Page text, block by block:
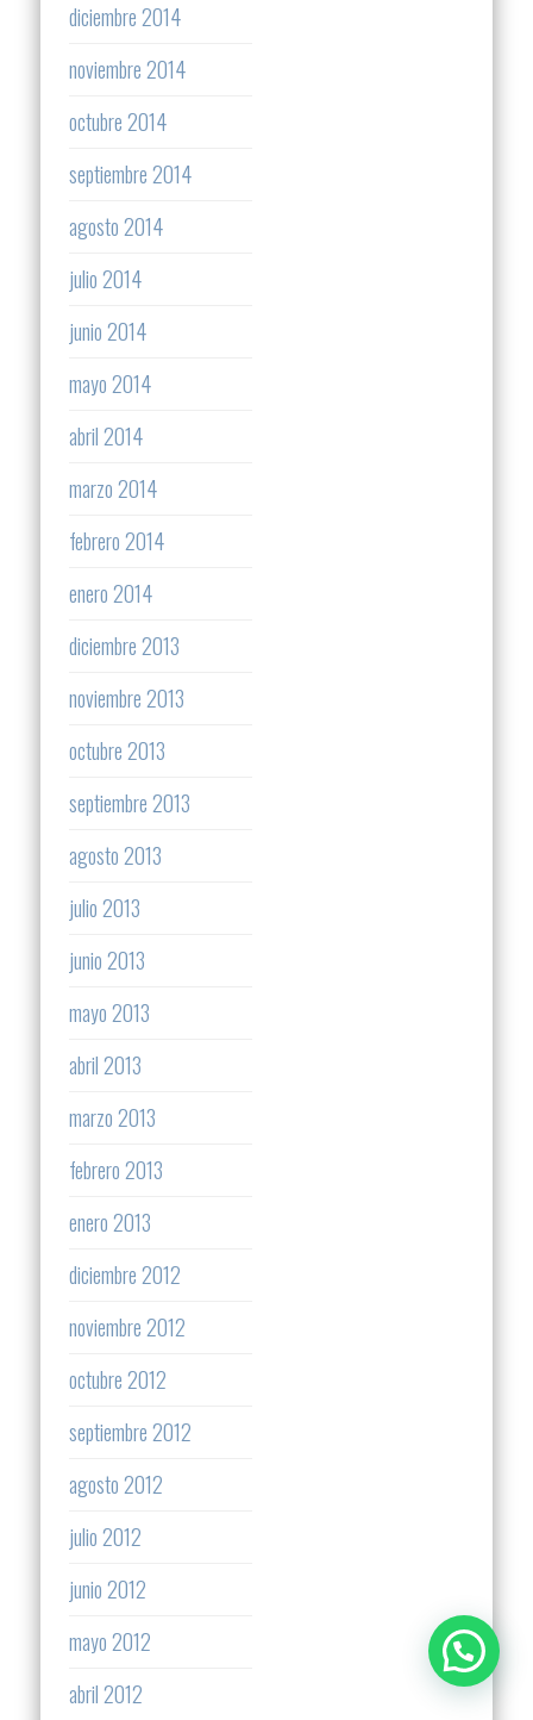
diciembre 2014
noviembre 2014
octubre 2014
septiembre 2014
agosto 2014
julio 2014
junio 2014
mayo 2014
abril 2014
marzo 2014
febrero 2014
enero 2014
diciembre 2013
noviembre 2013
octubre 2013
septiembre 2013
agosto 2013
julio 2013
junio 2013
mayo 2013
abril 2013
marzo 2013
febrero 2013
enero 2013
diciembre 2012
noviembre 2012
octubre 2012
septiembre 2012
agosto 2012
julio 2012
junio 2012
mayo 2012
abril 2012